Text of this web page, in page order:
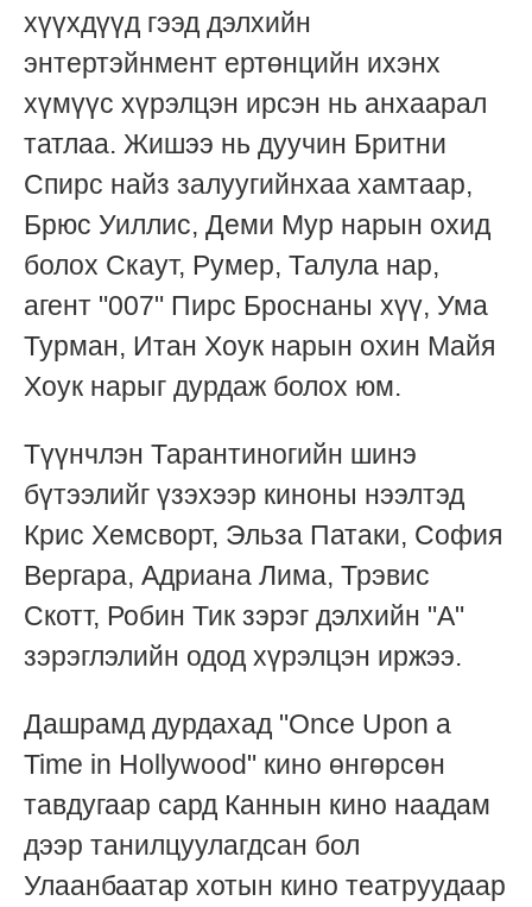
хүүхдүүд гээд дэлхийн
энтертэйнмент ертөнцийн ихэнх
хүмүүс хүрэлцэн ирсэн нь анхаарал
татлаа. Жишээ нь дуучин Бритни
Спирс найз залуугийнхаа хамтаар,
Брюс Уиллис, Деми Мур нарын охид
болох Скаут, Румер, Талула нар,
агент "007" Пирс Броснаны хүү, Ума
Турман, Итан Хоук нарын охин Майя
Хоук нарыг дурдаж болох юм.
Түүнчлэн Тарантиногийн шинэ
бүтээлийг үзэхээр киноны нээлтэд
Крис Хемсворт, Эльза Патаки, София
Вергара, Адриана Лима, Трэвис
Скотт, Робин Тик зэрэг дэлхийн "A"
зэрэглэлийн одод хүрэлцэн иржээ.
Дашрамд дурдахад "Once Upon a
Time in Hollywood" кино өнгөрсөн
тавдугаар сард Каннын кино наадам
дээр танилцуулагдсан бол
Улаанбаатар хотын кино театруудаар